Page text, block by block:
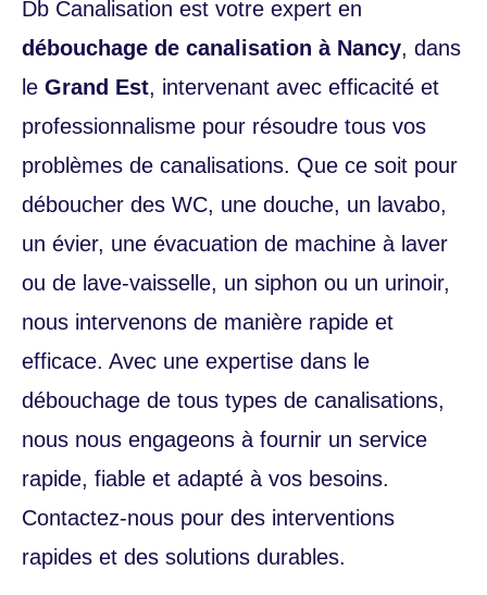
Db Canalisation est votre expert en
débouchage de canalisation à Nancy, dans
le Grand Est, intervenant avec efficacité et
professionnalisme pour résoudre tous vos
problèmes de canalisations. Que ce soit pour
déboucher des WC, une douche, un lavabo,
un évier, une évacuation de machine à laver
ou de lave-vaisselle, un siphon ou un urinoir,
nous intervenons de manière rapide et
efficace. Avec une expertise dans le
débouchage de tous types de canalisations,
nous nous engageons à fournir un service
rapide, fiable et adapté à vos besoins.
Contactez-nous pour des interventions
rapides et des solutions durables.